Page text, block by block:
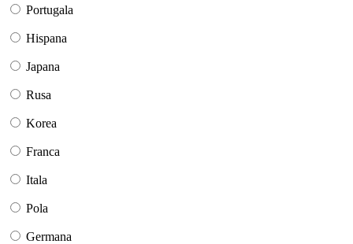
Portugala
Hispana
Japana
Rusa
Korea
Franca
Itala
Pola
Germana